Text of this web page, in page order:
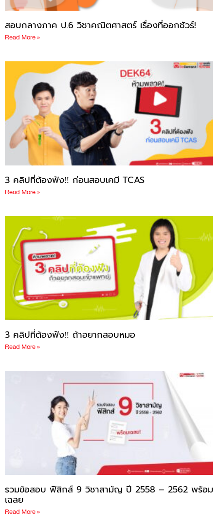
สอบกลางภาค ป.6 วิชาคณิตศาสตร์ เรื่องที่ออกชัวร์!
Read More »
3 คลิปที่ต้องฟัง‼ ก่อนสอบเคมี TCAS
Read More »
3 คลิปที่ต้องฟัง‼ ถ้าอยากสอบหมอ
Read More »
รวมข้อสอบ ฟิสิกส์ 9 วิชาสามัญ ปี 2558 – 2562 พร้อม
เฉลย
Read More »